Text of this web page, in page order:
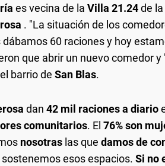
es vecina de la Villa 21.24de la
. "La situación de los
60 raciones y hoy
que abrir un nuevo comedor
barrio de San Blas.
dan 42 mil raciones a diario
comunitarios. El 76% son
nosotras las que damos de
esos espacios. Si no